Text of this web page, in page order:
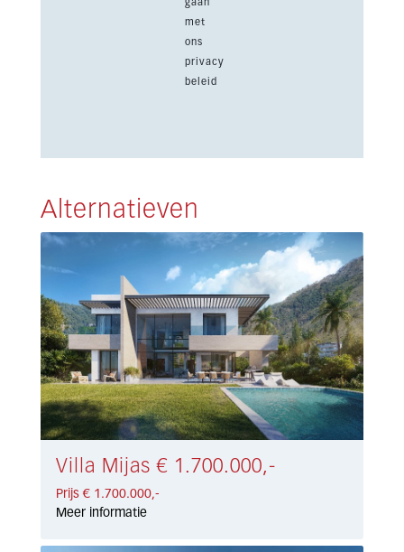
met
ons
privacy
beleid
Alternatieven
Villa Mijas € 1.700.000,-
Prijs € 1.700.000,-
Meer informatie